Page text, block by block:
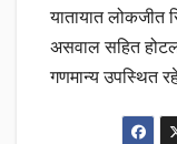
यातायात लोकजीत
असवाल सहित
गणमान्य उपस्थित